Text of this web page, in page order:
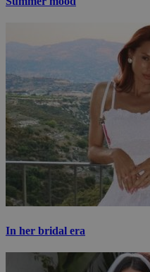
In her bridal era